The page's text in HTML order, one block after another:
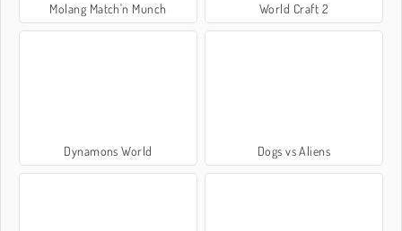
Molang Match'n Munch World Craft 2
Dynamons World Dogs vs Aliens